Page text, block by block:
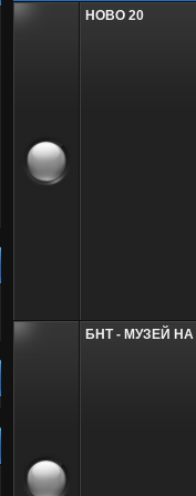
НОВО 20
БНТ - МУЗЕЙ